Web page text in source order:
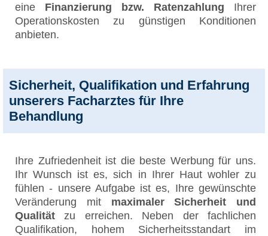
eine Finanzierung bzw. Ratenzahlung Ihrer
Operationskosten zu günstigen Konditionen
anbieten.
Sicherheit, Qualifikation und Erfahrung
unserers Facharztes für Ihre
Behandlung
Ihre Zufriedenheit ist die beste Werbung für uns.
Ihr Wunsch ist es, sich in Ihrer Haut wohler zu
fühlen - unsere Aufgabe ist es, Ihre gewünschte
Veränderung mit maximaler Sicherheit und
Qualität zu erreichen. Neben der fachlichen
Qualifikation, hohem Sicherheitsstandart im